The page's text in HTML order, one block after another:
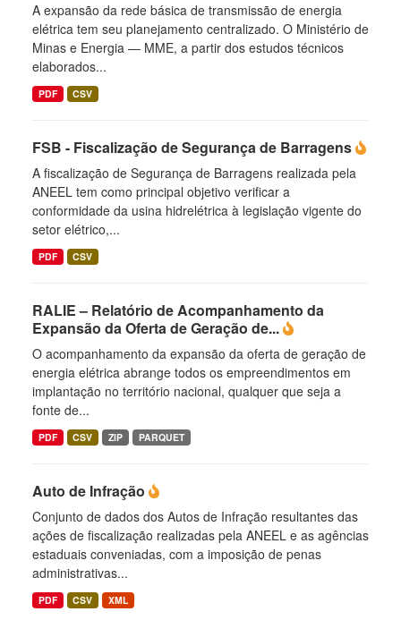
A expansão da rede básica de transmissão de energia
elétrica tem seu planejamento centralizado. O Ministério de
Minas e Energia — MME, a partir dos estudos técnicos
elaborados...
PDF CSV
FSB - Fiscalização de Segurança de Barragens
A fiscalização de Segurança de Barragens realizada pela
ANEEL tem como principal objetivo verificar a
conformidade da usina hidrelétrica à legislação vigente do
setor elétrico,...
PDF CSV
RALIE – Relatório de Acompanhamento da
Expansão da Oferta de Geração de...
O acompanhamento da expansão da oferta de geração de
energia elétrica abrange todos os empreendimentos em
implantação no território nacional, qualquer que seja a
fonte de...
PDF CSV ZIP PARQUET
Auto de Infração
Conjunto de dados dos Autos de Infração resultantes das
ações de fiscalização realizadas pela ANEEL e as agências
estaduais conveniadas, com a imposição de penas
administrativas...
PDF CSV XML